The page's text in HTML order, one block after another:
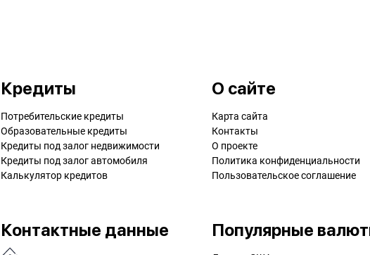
Кредиты
Потребительские кредиты
Образовательные кредиты
Кредиты под залог недвижимости
Кредиты под залог автомобиля
Калькулятор кредитов
О сайте
Карта сайта
Контакты
О проекте
Политика конфиденциальности
Пользовательское соглашение
Контактные данные Популярные